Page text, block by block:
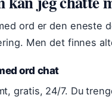
ord er den eneste
Men det finnes
ord chat
gratis, 24/7. Du